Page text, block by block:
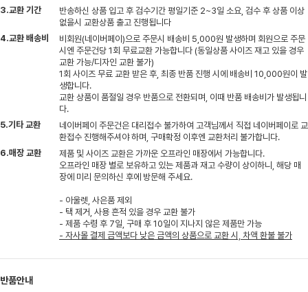
3.교환 기간
반송하신 상품 입고 후 검수기간 평일기준 2~3일 소요, 검수 후 상품 이상
없을시 교환상품 출고 진행됩니다
4.교환 배송비
비회원(네이버페이)으로 주문시 배송비 5,000원 발생하며 회원으로 주문
시엔 주문건당 1회 무료교환 가능합니다 (동일상품 사이즈 재고 있을 경우
교환 가능/디자인 교환 불가)
1회 사이즈 무료 교환 받은 후, 최종 반품 진행 시에 배송비 10,000원이 발
생합니다.
교환 상품이 품절일 경우 반품으로 전환되며, 이때 반품 배송비가 발생됩니
다.
5.기타 교환
네이버페이 주문건은 대리접수 불가하여 고객님께서 직접 네이버페이로 교
환접수 진행해주셔야 하며, 구매확정 이후엔 교환처리 불가합니다.
6.매장 교환
제품 및 사이즈 교환은 가까운 오프라인 매장에서 가능합니다.
오프라인 매장 별로 보유하고 있는 제품과 재고 수량이 상이하니, 해당 매
장에 미리 문의하신 후에 방문해 주세요.
- 아울렛, 사은품 제외
- 택 제거, 사용 흔적 있을 경우 교환 불가
- 제품 수령 후 7일, 구매 후 10일이 지나지 않은 제품만 가능
- 자사몰 결제 금액보다 낮은 금액의 상품으로 교환 시, 차액 환불 불가
반품안내